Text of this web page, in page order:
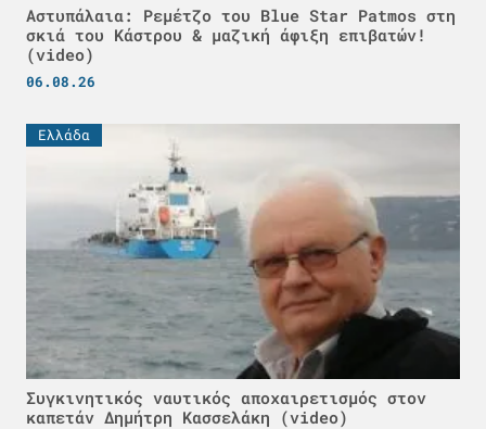
Αστυπάλαια: Ρεμέτζο του Blue Star Patmos στη
σκιά του Κάστρου & μαζική άφιξη επιβατών!
(video)
06.08.26
Ελλάδα
Συγκινητικός ναυτικός αποχαιρετισμός στον
καπετάν Δημήτρη Κασσελάκη (video)